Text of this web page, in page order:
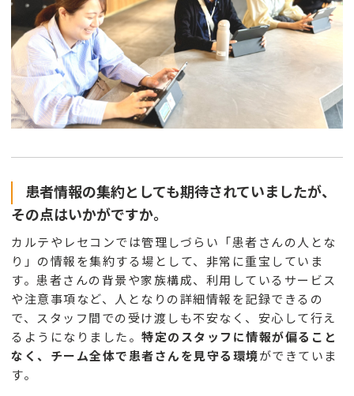
患者情報の集約としても期待されていましたが、
その点はいかがですか。
カルテやレセコンでは管理しづらい「患者さんの人とな
り」の情報を集約する場として、非常に重宝していま
す。患者さんの背景や家族構成、利用しているサービス
や注意事項など、人となりの詳細情報を記録できるの
で、スタッフ間での受け渡しも不安なく、安心して行え
るようになりました。 特定のスタッフに情報が偏ること
なく、チーム全体で患者さんを見守る環境ができていま
す。